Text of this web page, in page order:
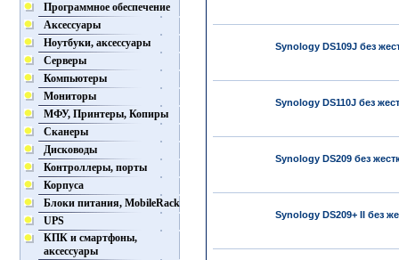
Программное обеспечение
Аксессуары
Ноутбуки, аксессуары
Серверы
Компьютеры
Мониторы
МФУ, Принтеры, Копиры
Сканеры
Дисководы
Контроллеры, порты
Корпуса
Блоки питания, MobileRack
UPS
КПК и смартфоны,
аксессуары
Synology DS109J без
Synology DS110J без
Synology DS209 без
Synology DS209+ II без